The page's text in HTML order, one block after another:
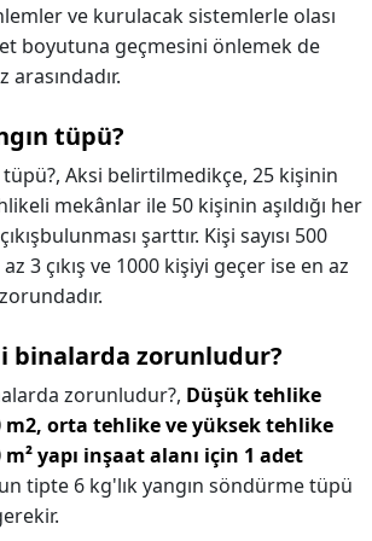
ve kurulacak sistemlerle olası
boyutuna geçmesini önlemek de
tüpü?
tüpü?, Aksi belirtilmedikçe, 25 kişinin
mekânlar ile 50 kişinin aşıldığı her
şarttır. Kişi sayısı 500
3 çıkış ve 1000 kişiyi geçer ise en az
binalarda zorunludur?
zorunludur?, Düşük tehlike
m2, orta tehlike ve yüksek tehlike
m² yapı inşaat alanı için 1 adet
tipte 6 kg'lık yangın söndürme tüpü